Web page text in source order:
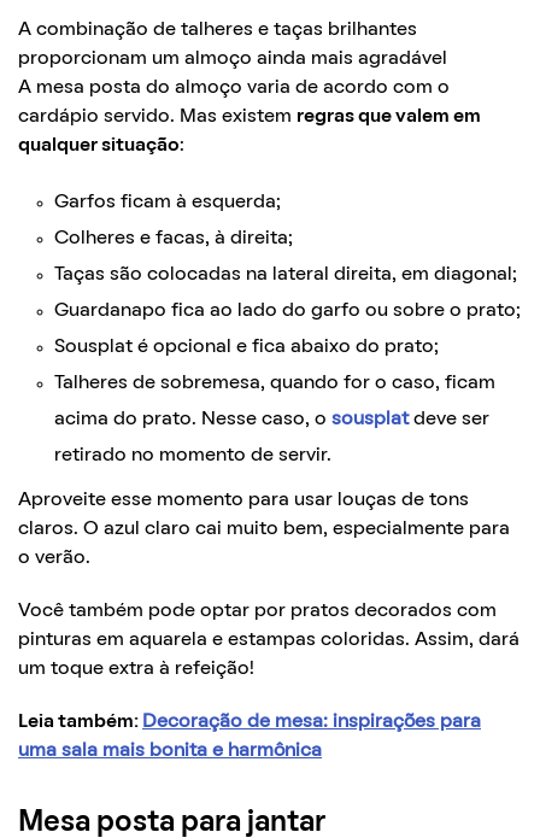
A combinação de talheres e taças brilhantes
proporcionam um almoço ainda mais agradável
A mesa posta do almoço varia de acordo com o
cardápio servido. Mas existem regras que valem em
qualquer situação:
Garfos ficam à esquerda;
Colheres e facas, à direita;
Taças são colocadas na lateral direita, em diagonal;
Guardanapo fica ao lado do garfo ou sobre o prato;
Sousplat é opcional e fica abaixo do prato;
Talheres de sobremesa, quando for o caso, ficam
acima do prato. Nesse caso, o sousplatdeve ser
retirado no momento de servir.
Aproveite esse momento para usar louças de tons
claros. O azul claro cai muito bem, especialmente para
o verão.
Você também pode optar por pratos decorados com
pinturas em aquarela e estampas coloridas. Assim, dará
um toque extra à refeição!
Leia também: Decoração de mesa: inspirações para
uma sala mais bonita e harmônica
Mesa posta para jantar